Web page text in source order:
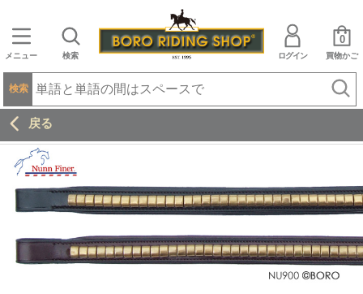
メニュー 検索 ログイン 買物かご
0
検索
戻る